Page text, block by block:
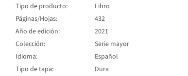
Tipo de producto:
Libro
Páginas/Hojas:
432
Año de edición:
2021
Colección:
Serie mayor
Idioma:
Español
Tipo de tapa:
Dura